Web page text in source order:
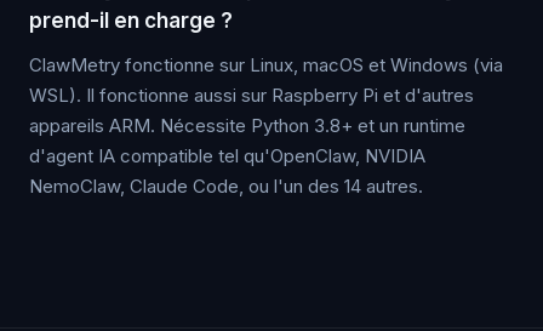
prend-il en charge ?
ClawMetry fonctionne sur Linux, macOS et Windows (via
WSL). Il fonctionne aussi sur Raspberry Pi et d'autres
appareils ARM. Nécessite Python 3.8+ et un runtime
d'agent IA compatible tel qu'OpenClaw, NVIDIA
NemoClaw, Claude Code, ou l'un des 14 autres.